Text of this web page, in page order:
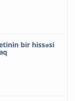
bir hissəsi